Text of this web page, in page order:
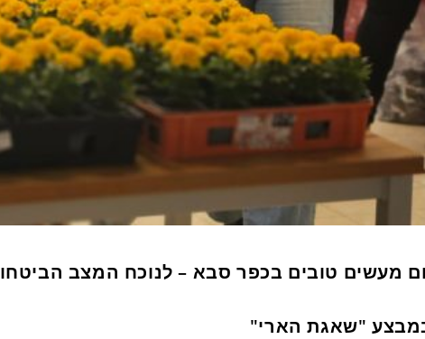
מעשים טובים בכפר סבא – לנוכח המצב
"שאגת הארי"